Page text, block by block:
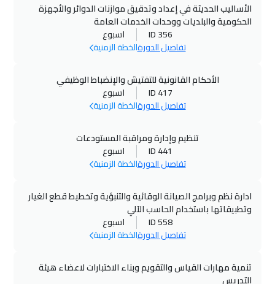
الأساليب الحديثة في إعداد وتدقيق موازنات الدوائر والأجهزة
الحكومية والبلديات ووحدات الخدمات العامة
ID 356
اسبوع
تفاصيل الدورةالخطة الزمنية
الأحكام القانونية للتفتيش والإنضباط الوظيفي
ID 417
اسبوع
تفاصيل الدورةالخطة الزمنية
تنظيم وإدارة ومراقبة المستودعات
ID 441
اسبوع
تفاصيل الدورةالخطة الزمنية
ادارة نظم وبرامج الصيانة الوقائية والتنبؤية وتخطيط قطع الغيار
وتطبيقاتها باستخدام الحاسب الآلي
ID 558
اسبوع
تفاصيل الدورةالخطة الزمنية
تنمية مهارات القياس والتقويم وبناء الاختبارات لاعضاء هيئة
التدريس